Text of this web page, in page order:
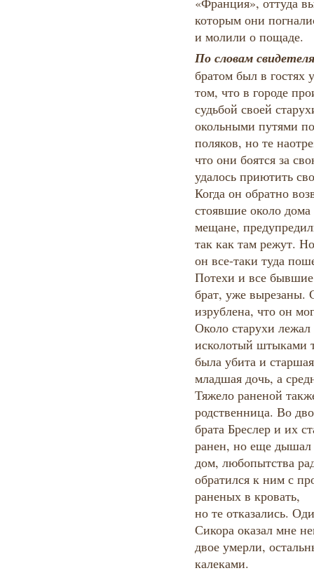
которым они
и молили о пощаде.
По словам
братом был в гостях
том, что в городе
судьбой своей
окольными путями
поляков, но те
что они боятся за
удалось приютить
Когда он обратно
стоявшие около
мещане,
так как там режут.
он все-таки туда
Потехи и все
брат, уже вырезаны.
изрублена, что он
Около старухи
исколотый штыками
была убита и
младшая дочь, а
Тяжело раненой
родственница. Во
брата Бреслер и их
ранен, но еще дышал
дом, любопытства
обратился к ним с
раненых в кровать,
но те отказались.
Сикора оказал мне
двое умерли,
калеками.